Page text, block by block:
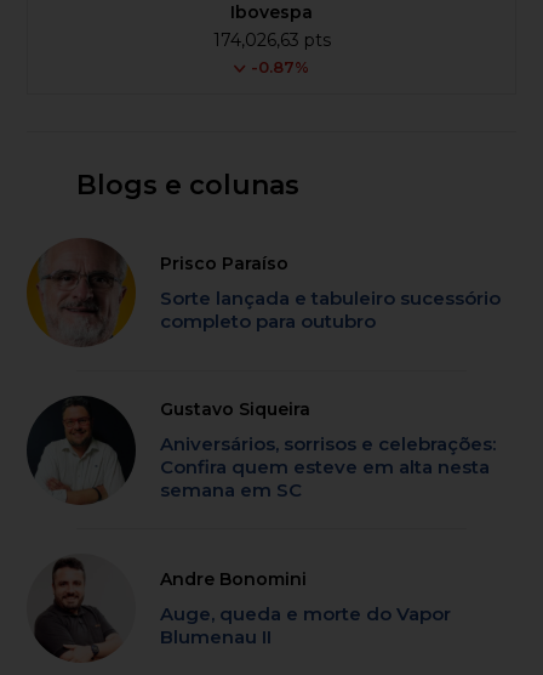
Ibovespa
174,026,63 pts
-0.87%
Blogs e colunas
Prisco Paraíso
Sorte lançada e tabuleiro sucessório
completo para outubro
Gustavo Siqueira
Aniversários, sorrisos e celebrações:
Confira quem esteve em alta nesta
semana em SC
Andre Bonomini
Auge, queda e morte do Vapor
Blumenau II